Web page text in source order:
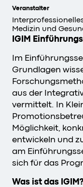
Veranstalter
Medizin und
IGIM
Im
Grundlagen
aus der
vermittelt. In
Möglichkeit,
entwickeln und
am
sich für das
Was ist das